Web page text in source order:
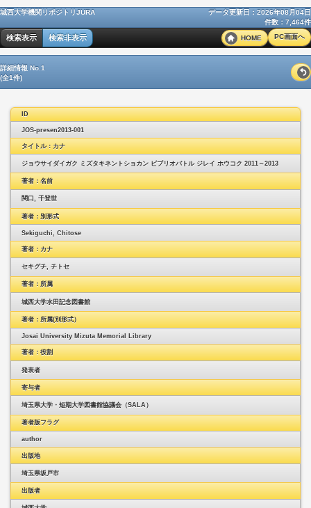
城西大学機関リポジトリJURA
データ更新日：2026年08月04日
件数：7,464件
検索表示 検索非表示 HOME PC画面へ
詳細情報 No.1
(全1件)
ID
JOS-presen2013-001
タイトル：カナ
ジョウサイダイガク ミズタキネントショカン ビブリオバトル ジレイ ホウコク 2011～2013
著者：名前
関口, 千登世
著者：別形式
Sekiguchi, Chitose
著者：カナ
セキグチ, チトセ
著者：所属
城西大学水田記念図書館
著者：所属(別形式）
Josai University Mizuta Memorial Library
著者：役割
発表者
寄与者
埼玉県大学・短期大学図書館協議会（SALA）
著者版フラグ
author
出版地
埼玉県坂戸市
出版者